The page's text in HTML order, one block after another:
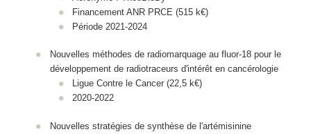
Financement ANR PRCE (515 k€)
Période 2021-2024
Nouvelles méthodes de radiomarquage au fluor-18 pour le
développement de radiotraceurs d'intérêt en cancérologie
Ligue Contre le Cancer (22,5 k€)
2020-2022
Nouvelles stratégies de synthèse de l'artémisinine